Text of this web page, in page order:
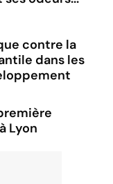
contre la
dans les
Lyon